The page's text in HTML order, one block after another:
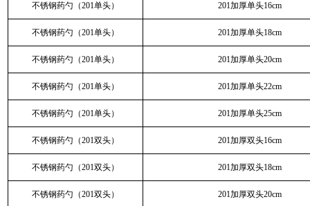
不锈钢药勺（201单头） 201加厚单头16cm
不锈钢药勺（201单头） 201加厚单头18cm
不锈钢药勺（201单头） 201加厚单头20cm
不锈钢药勺（201单头） 201加厚单头22cm
不锈钢药勺（201单头） 201加厚单头25cm
不锈钢药勺（201双头） 201加厚双头16cm
不锈钢药勺（201双头） 201加厚双头18cm
不锈钢药勺（201双头） 201加厚双头20cm